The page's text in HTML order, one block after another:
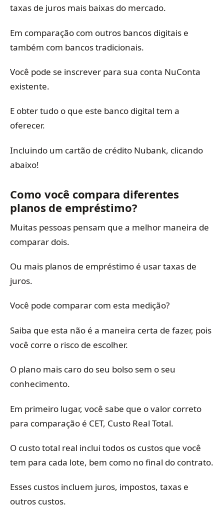
taxas de juros mais baixas do mercado.
Em comparação com outros bancos digitais e
também com bancos tradicionais.
Você pode se inscrever para sua conta NuConta
existente.
E obter tudo o que este banco digital tem a
oferecer.
Incluindo um cartão de crédito Nubank, clicando
abaixo!
Como você compara diferentes
planos de empréstimo?
Muitas pessoas pensam que a melhor maneira de
comparar dois.
Ou mais planos de empréstimo é usar taxas de
juros.
Você pode comparar com esta medição?
Saiba que esta não é a maneira certa de fazer, pois
você corre o risco de escolher.
O plano mais caro do seu bolso sem o seu
conhecimento.
Em primeiro lugar, você sabe que o valor correto
para comparação é CET, Custo Real Total.
O custo total real inclui todos os custos que você
tem para cada lote, bem como no final do contrato.
Esses custos incluem juros, impostos, taxas e
outros custos.